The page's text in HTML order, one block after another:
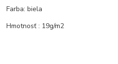
Farba: biela
Hmotnosť : 19g/m2